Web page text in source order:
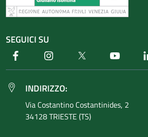
SEGUICI SU
Facebook Instagram Twitter Youtube
INDIRIZZO:
Via Costantino Costantinides, 2
34128 TRIESTE (TS)